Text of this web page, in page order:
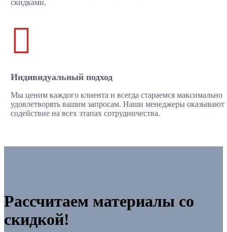
скидками.

Индивидуальный подход
Мы ценим каждого клиента и всегда стараемся максимально
удовлетворять вашим запросам. Наши менеджеры оказывают
содействие на всех этапах сотрудничества.
Рассчитаем материалы со
скидкой!